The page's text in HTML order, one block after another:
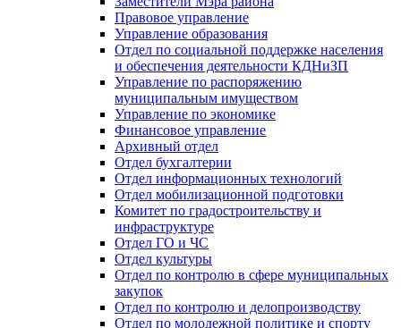
Правовое управление
Управление образования
Отдел по социальной поддержке населения
и обеспечения деятельности КДНиЗП
Управление по распоряжению
муниципальным имуществом
Управление по экономике
Финансовое управление
Архивный отдел
Отдел бухгалтерии
Отдел информационных технологий
Отдел мобилизационной подготовки
Комитет по градостроительству и
инфраструктуре
Отдел ГО и ЧС
Отдел культуры
Отдел по контролю в сфере муниципальных
закупок
Отдел по контролю и делопроизводству
Отдел по молодежной политике и спорту